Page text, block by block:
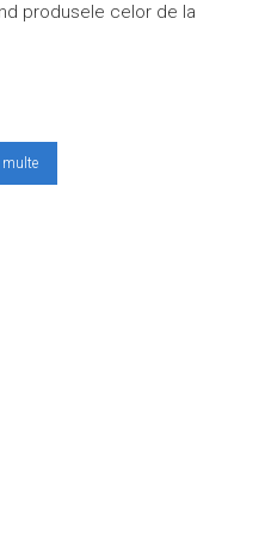
produsele celor de la
multe